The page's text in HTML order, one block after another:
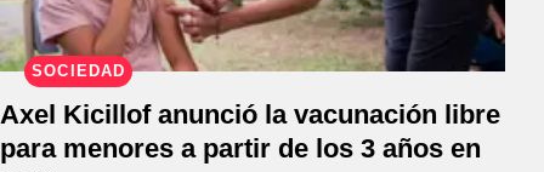
SOCIEDAD
Axel Kicillof anunció la vacunación libre
para menores a partir de los 3 años en